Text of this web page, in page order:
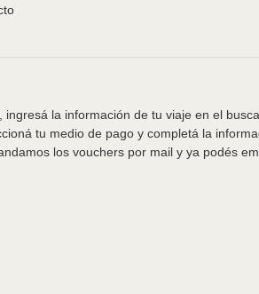
la información de tu viaje en el
tu medio de pago y completá la
los vouchers por mail y ya podés